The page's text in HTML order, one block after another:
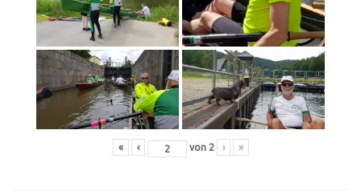
« ‹ von 2 › »